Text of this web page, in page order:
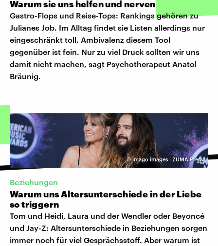
Warum sie uns helfen und nerven
Gastro-Flops und Reise-Tops: Rankings gehören zu
Julianes Job. Im Alltag findet sie Listen allerdings nur
eingeschränkt toll. Ambivalenz diesem Tool
gegenüber ist fein. Nur zu viel Druck sollten wir uns
damit nicht machen, sagt Psychotherapeut Anatol
Bräunig.
©imago images | ZUMA Press
Beziehungen
Warum uns Altersunterschiede in der Liebe
so triggern
Tom und Heidi, Laura und der Wendler oder Beyoncé
und Jay-Z: Altersunterschiede in Beziehungen sorgen
immer noch für viel Gesprächsstoff. Aber warum ist